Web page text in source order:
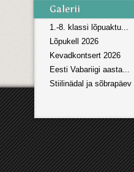
1.-8. klassi lõpuaktu...
Lõpukell 2026
Kevadkontsert 2026
Eesti Vabariigi aasta...
Stiilinädal ja sõbrapäev